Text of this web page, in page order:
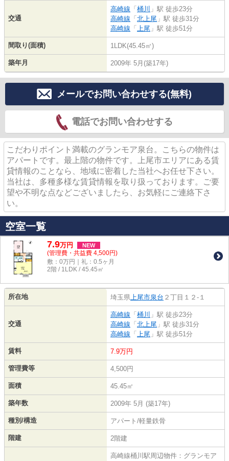
交通
高崎線 「 桶川 」駅 徒歩23分
高崎線 「 北上尾 」駅 徒歩31分
高崎線 「 上尾 」駅 徒歩51分
間取り(面積) 1LDK(45.45㎡)
築年月 2009年 5月(築17年)
メールでお問い合わせする(無料)
電話でお問い合わせする
こだわりポイント満載のグランモア泉台。こちらの物件は
アパートです。最上階の物件です。上尾市エリアにある賃
貸情報のことなら、地域に密着した当社へお任せ下さい。
当社は、多種多様な賃貸情報を取り扱っております。ご要
望や不明な点などございましたら、お気軽にご連絡下さ
い。
空室一覧
7.9万円 NEW
(管理費・共益費 4,500円)
敷：0万円｜礼：0.5ヶ月
2階 / 1LDK / 45.45㎡
所在地 埼玉県上尾市泉台 ２丁目１２-１
交通
高崎線 「 桶川 」駅 徒歩23分
高崎線 「 北上尾 」駅 徒歩31分
高崎線 「 上尾 」駅 徒歩51分
賃料 7.9万円
管理費等 4,500円
面積 45.45㎡
築年数 2009年 5月 (築17年)
種別/構造 アパート/軽量鉄骨
階建 2階建
高崎線桶川駅周辺物件：グランモア